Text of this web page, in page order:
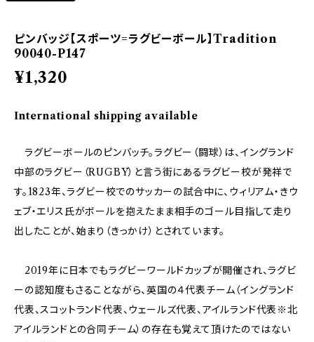
ピンバッジ【スポーツ=ラグビーボール】Tradition
90040-P147
¥1,320
International shipping available
ラグビーボールのピンバッチ。ラグビー（闘球）は、イングランド
中部のラグビー（RUGBY）と言う街にあるラグビー校が発祥で
す。1823年、ラグビー校でのサッカーの試合中に、ウィリアム・きウ
ェブ・エリス氏がボールを抱えたまま相手のゴール目指して走り
出したことが、始まり（きっかけ）とされています。
2019年に日本でもラグビーワールドカップが開催され、ラグビ
ーの認知度もさることながら、英国の４代表チーム（イングランド
代表、スコットランド代表、ウェールズ代表、アイルランド代表※北
アイルランドとの合同チーム）の存在も覚えて頂けたのではない